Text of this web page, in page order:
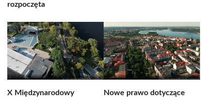
rozpoczęta
X Międzynarodowy
Nowe prawo dotyczące